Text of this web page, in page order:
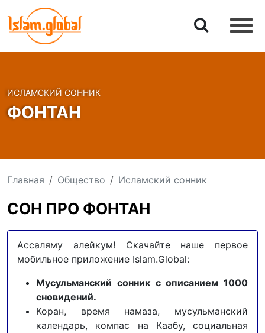
ИСЛАМСКИЙ СОННИК
ФОНТАН
Главная Общество Исламский сонник
СОН ПРО ФОНТАН
Ассаляму алейкум! Скачайте наше первое
мобильное приложение Islam.Global:
Мусульманский сонник с описанием 1000
сновидений.
Коран, время намаза, мусульманский
календарь, компас на Каабу, социальная